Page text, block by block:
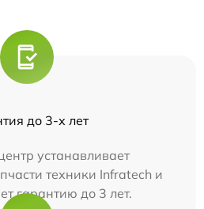
до 3-х лет
устанавливает
техники Infratech и
гарантию до 3 лет.